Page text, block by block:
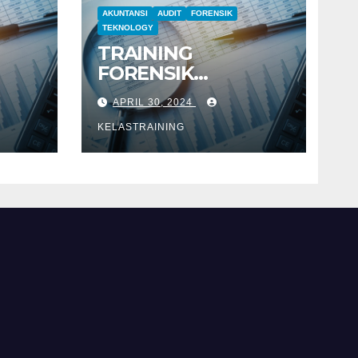
AKUNTANSI AUDIT
FORENSIK
TEKNOLOGY
TRAINING
FORENSIK
AKUNTANSI UNTUK
AUDIT
INVESTIGATIF
APRIL 30, 2024
KELASTRAINING